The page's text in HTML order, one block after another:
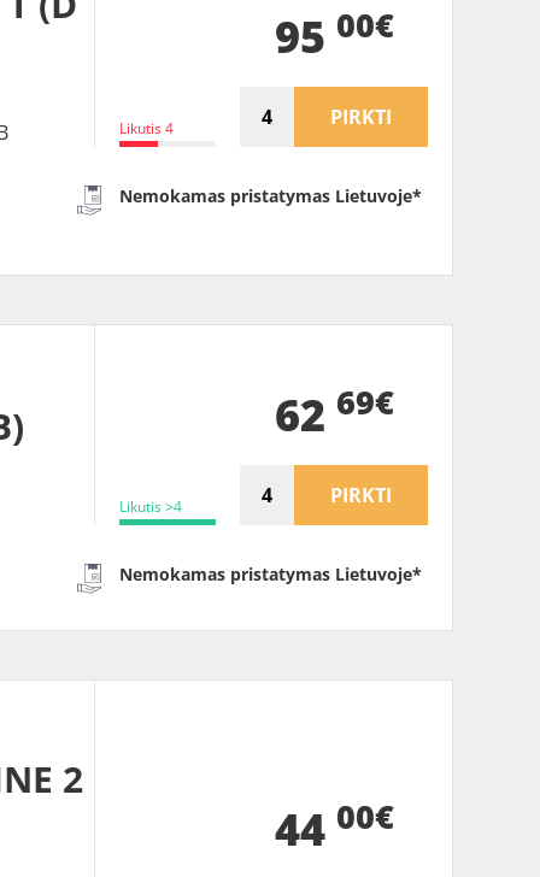
Likutis 4
95 00€
PIRKTI
Nemokamas pristatymas Lietuvoje*
Likutis >4
62 69€
PIRKTI
Nemokamas pristatymas Lietuvoje*
2
44 00€